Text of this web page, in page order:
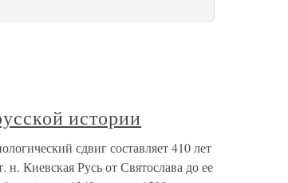
истории
сдвиг составляет 410 лет
н. Киевская Русь от Святослава до ее